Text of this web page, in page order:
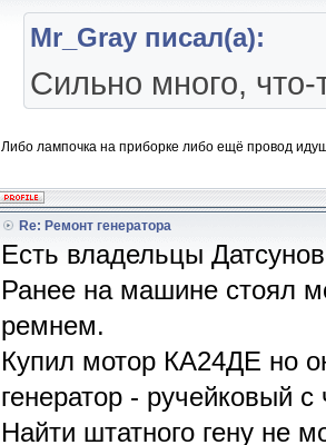
Mr_Gray писал(а):
Сильно много,
Либо лампочка на приборке либо ещё провод
Re: Ремонт генератора
Есть владельцы
Ранее на машине стоял
ремнем.
Купил мотор КА24ДЕ но
генератор - ручейковый
Найти штатного гену не